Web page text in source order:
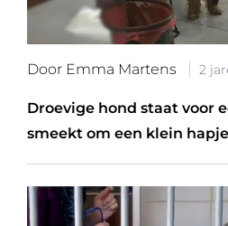
Door Emma Martens 2
Droevige hond staat voor
smeekt om een klein